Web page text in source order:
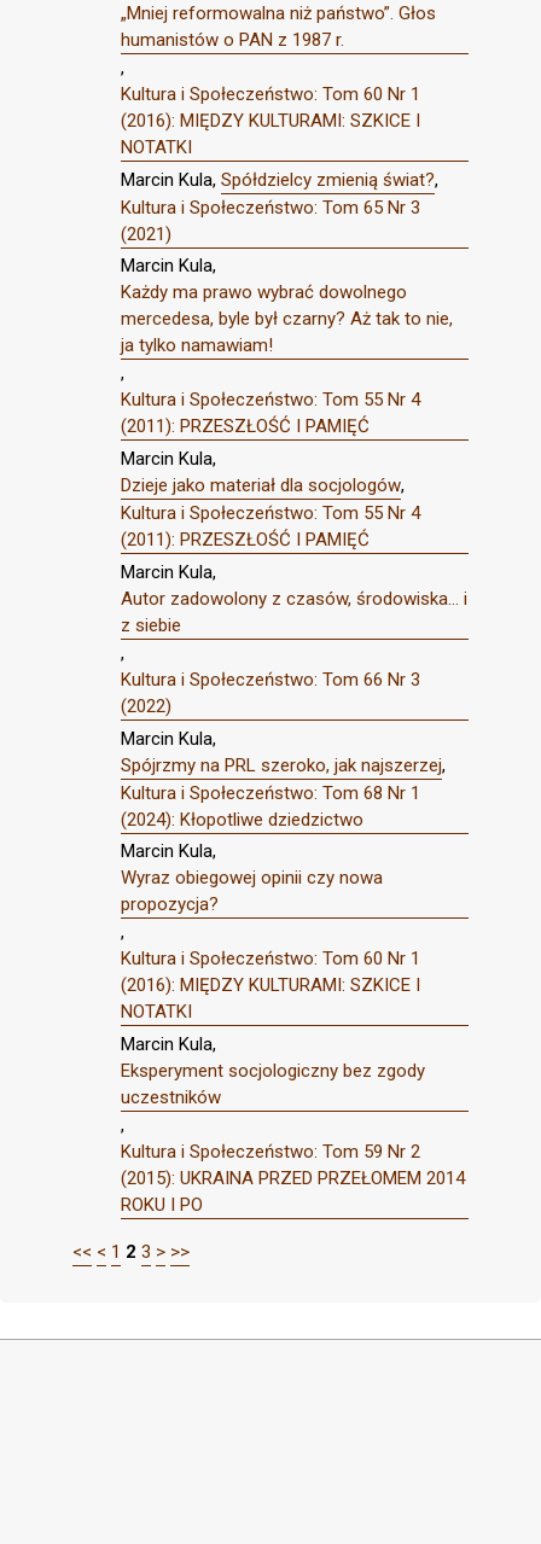
„Mniej reformowalna niż państwo”. Głos
humanistów o PAN z 1987 r.
,
Kultura i Społeczeństwo: Tom 60 Nr 1
(2016): MIĘDZY KULTURAMI: SZKICE I
NOTATKI
Marcin Kula, Spółdzielcy zmienią świat?,
Kultura i Społeczeństwo: Tom 65 Nr 3
(2021)
Marcin Kula,
Każdy ma prawo wybrać dowolnego
mercedesa, byle był czarny? Aż tak to nie,
ja tylko namawiam!
,
Kultura i Społeczeństwo: Tom 55 Nr 4
(2011): PRZESZŁOŚĆ I PAMIĘĆ
Marcin Kula,
Dzieje jako materiał dla socjologów,
Kultura i Społeczeństwo: Tom 55 Nr 4
(2011): PRZESZŁOŚĆ I PAMIĘĆ
Marcin Kula,
Autor zadowolony z czasów, środowiska... i
z siebie
,
Kultura i Społeczeństwo: Tom 66 Nr 3
(2022)
Marcin Kula,
Spójrzmy na PRL szeroko, jak najszerzej,
Kultura i Społeczeństwo: Tom 68 Nr 1
(2024): Kłopotliwe dziedzictwo
Marcin Kula,
Wyraz obiegowej opinii czy nowa
propozycja?
,
Kultura i Społeczeństwo: Tom 60 Nr 1
(2016): MIĘDZY KULTURAMI: SZKICE I
NOTATKI
Marcin Kula,
Eksperyment socjologiczny bez zgody
uczestników
,
Kultura i Społeczeństwo: Tom 59 Nr 2
(2015): UKRAINA PRZED PRZEŁOMEM 2014
ROKU I PO
<< < 1 2 3 > >>